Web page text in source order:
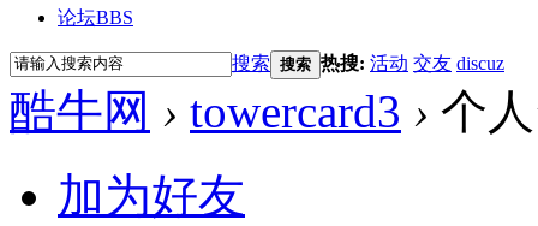
论坛BBS
搜索 搜索 热搜: 活动 交友 discuz
酷牛网 › towercard3 › 个
加为好友